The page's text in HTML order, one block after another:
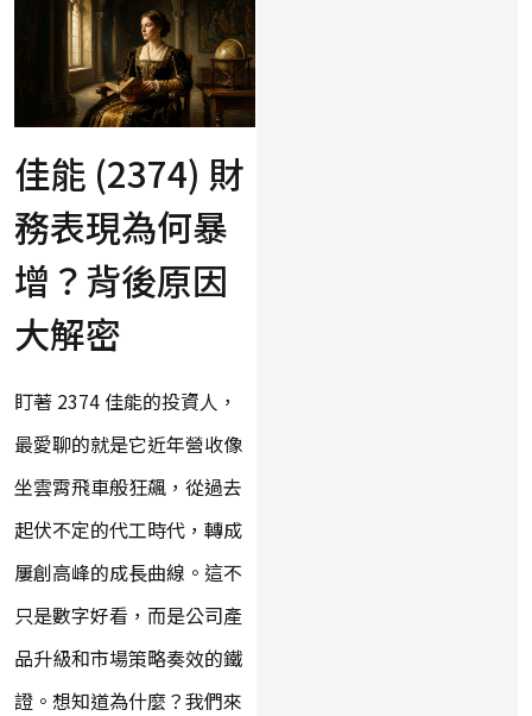
佳能 (2374) 財
務表現為何暴
增？背後原因
大解密
盯著 2374 佳能的投資人，
最愛聊的就是它近年營收像
坐雲霄飛車般狂飆，從過去
起伏不定的代工時代，轉成
屢創高峰的成長曲線。這不
只是數字好看，而是公司產
品升級和市場策略奏效的鐵
證。想知道為什麼？我們來